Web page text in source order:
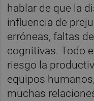
hablar de que la
influencia de
erróneas, faltas
cognitivas. Todo
riesgo la
equipos
muchas